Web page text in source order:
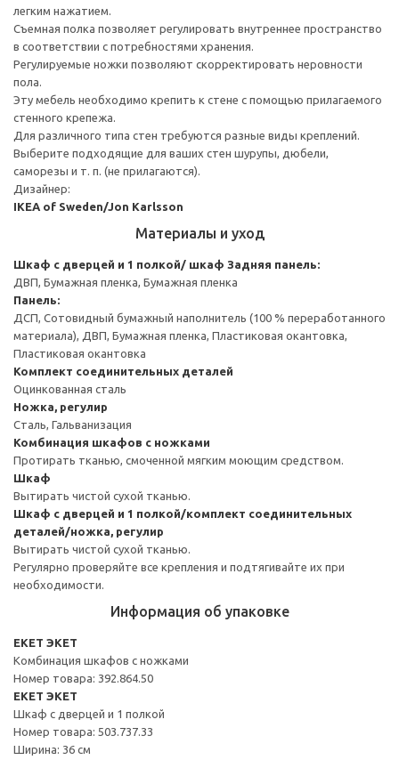
легким нажатием.
Съемная полка позволяет регулировать внутреннее пространство
в соответствии с потребностями хранения.
Регулируемые ножки позволяют скорректировать неровности
пола.
Эту мебель необходимо крепить к стене с помощью прилагаемого
стенного крепежа.
Для различного типа стен требуются разные виды креплений.
Выберите подходящие для ваших стен шурупы, дюбели,
саморезы и т. п. (не прилагаются).
Дизайнер:
IKEA of Sweden/Jon Karlsson
Материалы и уход
Шкаф с дверцей и 1 полкой/ шкаф Задняя панель:
ДВП, Бумажная пленка, Бумажная пленка
Панель:
ДСП, Сотовидный бумажный наполнитель (100 % переработанного
материала), ДВП, Бумажная пленка, Пластиковая окантовка,
Пластиковая окантовка
Комплект соединительных деталей
Оцинкованная сталь
Ножка, регулир
Сталь, Гальванизация
Комбинация шкафов с ножками
Протирать тканью, смоченной мягким моющим средством.
Шкаф
Вытирать чистой сухой тканью.
Шкаф с дверцей и 1 полкой/комплект соединительных
деталей/ножка, регулир
Вытирать чистой сухой тканью.
Регулярно проверяйте все крепления и подтягивайте их при
необходимости.
Информация об упаковке
EKET ЭКЕТ
Комбинация шкафов с ножками
Номер товара: 392.864.50
EKET ЭКЕТ
Шкаф с дверцей и 1 полкой
Номер товара: 503.737.33
Ширина: 36 см